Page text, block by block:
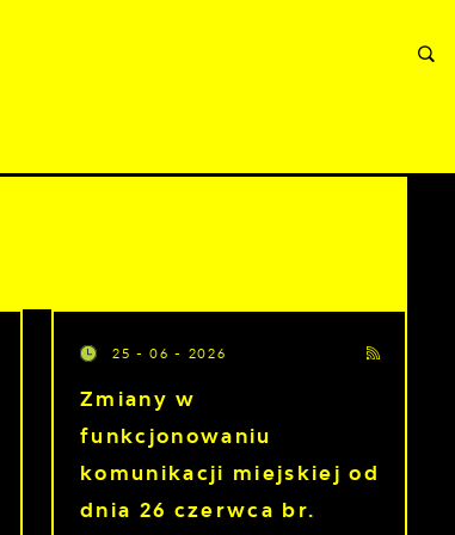
25 - 06 - 2026
Zmiany w
funkcjonowaniu
komunikacji miejskiej od
dnia 26 czerwca br.